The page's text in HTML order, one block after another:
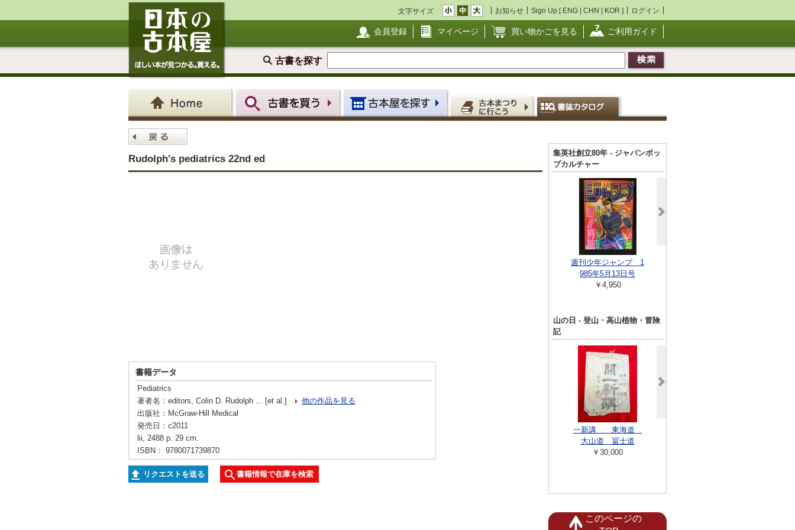
文字サイズ お知らせ Sign Up [ ENG | CHN | KOR ] ログイン
会員登録 マイページ 買い物かごを見る ご利用ガイド
古書を探す
Rudolph's pediatrics 22nd ed
書籍データ
Pediatrics
著者名：editors, Colin D. Rudolph ... [et al.]
他の作品を見る
出版社：McGraw-Hill Medical
発売日：c2011
lii, 2488 p. 29 cm.
ISBN： 9780071739870
リクエストを送る 書籍情報で在庫を検索
集英社創立80年 - ジャパンポッ
プカルチャー
週刊少年ジャンプ 1
985年5月13日号
￥4,950
山の日 - 登山・高山植物・冒険
記
一新講 東海道
大山道 冨士道
￥30,000
このページの